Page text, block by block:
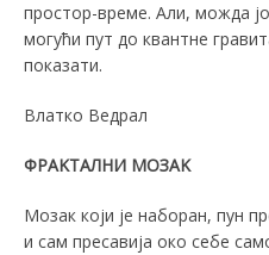
простор-време. Али, можда
могући пут до квантне
показати.
Влатко Ведрал
ФРАKТАЛНИ МОЗАK
Мозак који је наборан, пун
и сам пресавија око себе